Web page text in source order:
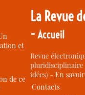
et
de ce
La Revue
-Accueil
Revue
idées) -En
Contacts